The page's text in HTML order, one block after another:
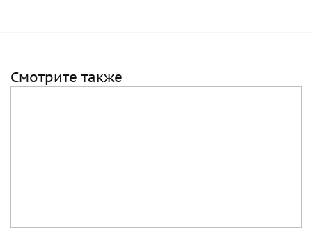
Смотрите также